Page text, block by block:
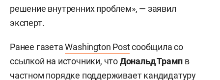
решение внутренних проблем», — заявил
эксперт.
Ранее газетаWashington Postсообщила со
ссылкой на источники, чтоДональд Трамп в
частном порядке поддерживает кандидатуру